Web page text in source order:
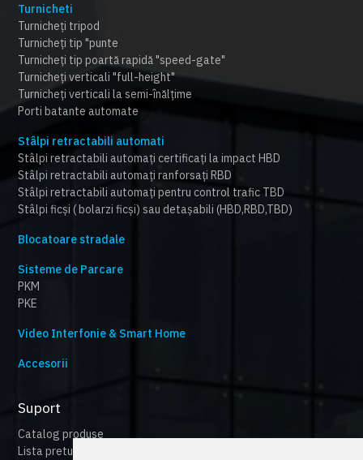
Turnicheti
Turnicheți tripod
Turnicheți tip "punte
Turnicheți tip poartă rapidă "speed-gate"
Turnicheți verticali "full-height"
Turnicheți verticali la semi-înălțime
Porti batante automate
Stâlpi retractabili automati
Stâlpi retractabili automați certificați la impact HBD
Stâlpi retractabili automați ranforsați RBD
Stâlpi retractabili automați pentru control trafic TBD
Stâlpi ficși ( bolarzi ficși) sau detașabili (HBD,RBD,TBD)
Blocatoare stradale
Sisteme de Parcare
PKM
PKE
Video Interfonie & Smart Home
Accesorii
Suport
Catalog produse
Lista preturi